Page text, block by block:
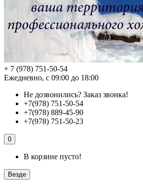
+ 7 (978) 751-50-54
Ежедневно, с 09:00 до 18:00
Не дозвонились? Заказ звонка!
+7(978) 751-50-54
+7(978) 889-45-90
+7(978) 751-50-23
0
В корзине пусто!
Везде